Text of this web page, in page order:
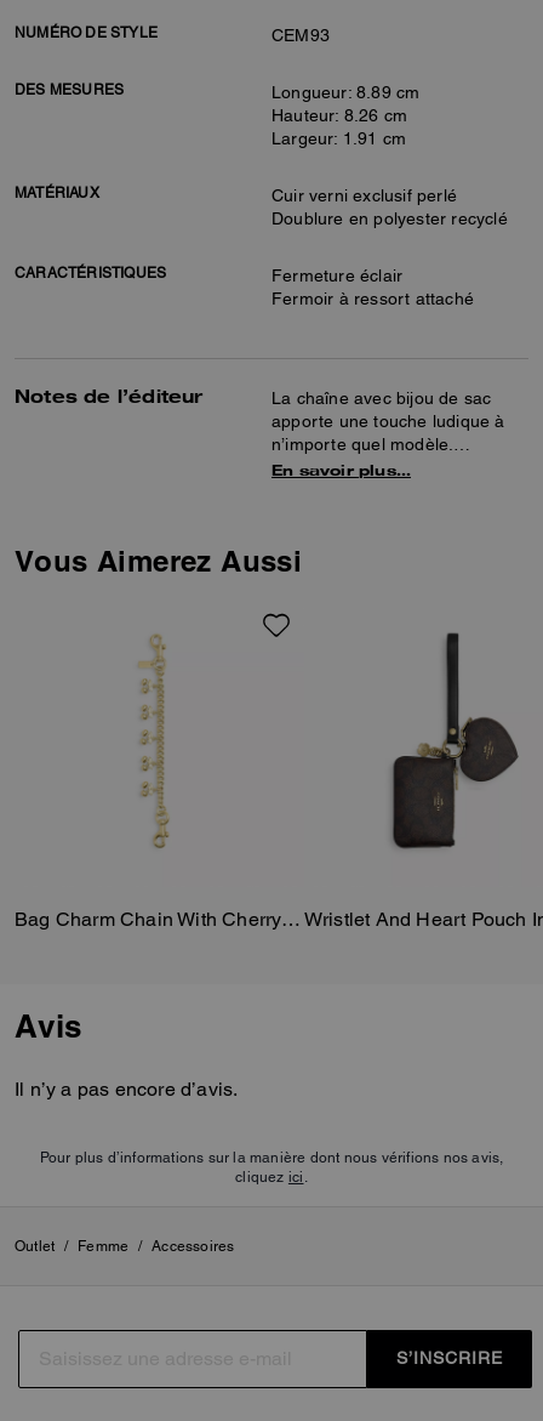
NUMÉRO DE STYLE CEM93
DES MESURES
Longueur: 8.89 cm
Hauteur: 8.26 cm
Largeur: 1.91 cm
MATÉRIAUX
Cuir verni exclusif perlé
Doublure en polyester recyclé
CARACTÉRISTIQUES
Fermeture éclair
Fermoir à ressort attaché
Notes de l’éditeur
La chaîne avec bijou de sac
apporte une touche ludique à
n’importe quel modèle.
Confectionné en cuir verni
En savoir plus…
Vous Aimerez Aussi
Bag Charm Chain With Cherry Charms
Avis
Il n’y a pas encore d’avis.
Pour plus d’informations sur la manière dont nous vérifions nos avis,
cliquez ici
Outlet / Femme / Accessoires
S’INSCRIRE